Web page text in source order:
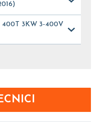
400T 3KW 3-400V